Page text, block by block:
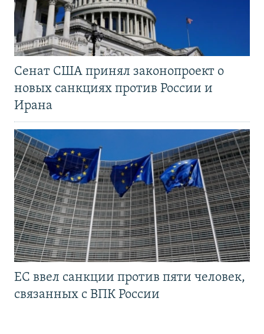
Сенат США принял законопроект о
новых санкциях против России и
Ирана
ЕС ввел санкции против пяти человек,
связанных с ВПК России